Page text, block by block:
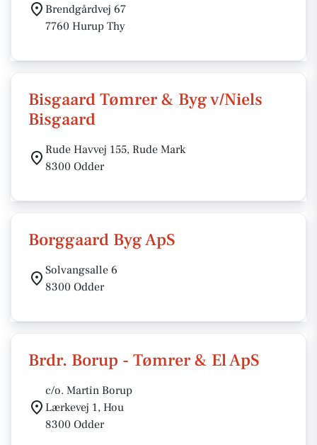
Brendgårdvej 67
7760 Hurup Thy
Bisgaard Tømrer & Byg v/Niels
Bisgaard
Rude Havvej 155, Rude Mark
8300 Odder
Borggaard Byg ApS
Solvangsalle 6
8300 Odder
Brdr. Borup - Tømrer & El ApS
c/o. Martin Borup
Lærkevej 1, Hou
8300 Odder